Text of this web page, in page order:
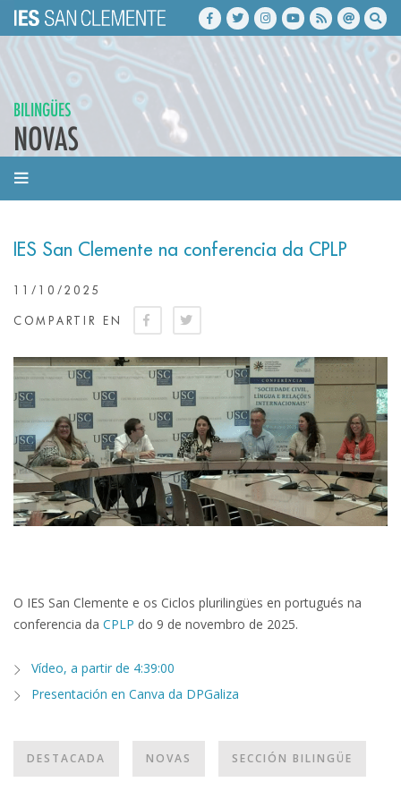
BILINGÜES
NOVAS
IES San Clemente na conferencia da CPLP
11/10/2025
COMPARTIR EN
O IES San Clemente e os Ciclos plurilingües en portugués na
conferencia da CPLP do 9 de novembro de 2025.
Vídeo, a partir de 4:39:00
Presentación en Canva da DPGaliza
DESTACADA NOVAS SECCIÓN BILINGÜE